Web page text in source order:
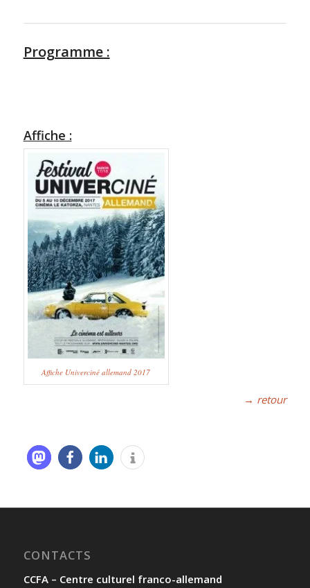
Programme :
Affiche :
Affiche Univerciné allemand 2017
→ retour
CONTACTS
CCFA – Centre culturel franco-allemand